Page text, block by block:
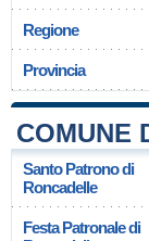
Regione
Provincia
COMUNE
Santo Patrono di
Roncadelle
Festa Patronale di